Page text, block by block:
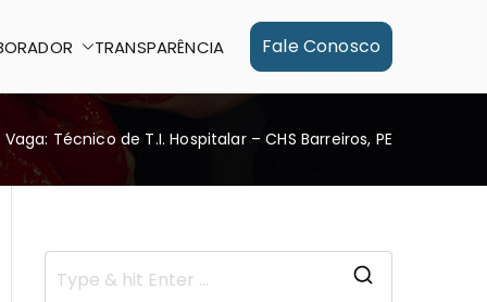
TRANSPARÊNCIA Fale Conosco
Vaga: Técnico de T.I. Hospitalar – CHS Barreiros, PE